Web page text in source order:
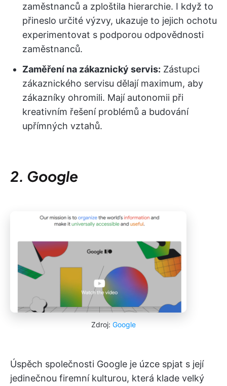
zaměstnanců a zploštila hierarchie. I když to
přineslo určité výzvy, ukazuje to jejich ochotu
experimentovat s podporou odpovědnosti
zaměstnanců.
Zaměření na zákaznický servis: Zástupci
zákaznického servisu dělají maximum, aby
zákazníky ohromili. Mají autonomii při
kreativním řešení problémů a budování
upřímných vztahů.
2. Google
Zdroj: Google
Úspěch společnosti Google je úzce spjat s její
jedinečnou firemní kulturou, která klade velký